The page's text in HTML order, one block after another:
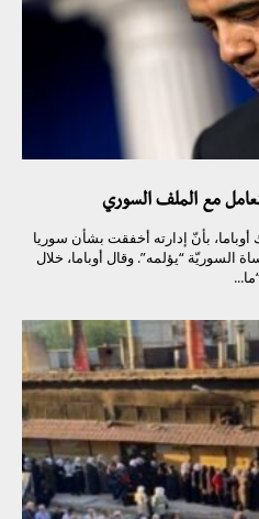
مع الملف السوري
بأنّ إدارته أخفقت بشأن سوريا
السوريّة “يؤلمه”. وقال أوباما، خلال